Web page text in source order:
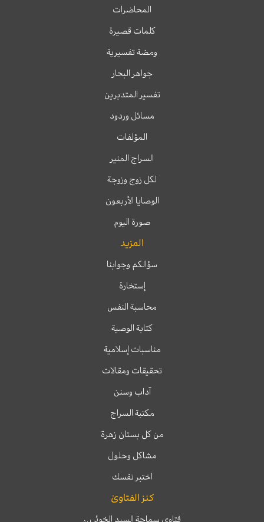
المحاضرات
كلمات قصيرة
ومضة تفسيرية
جواهر البحار
تفسير المتدبرين
مسائل وردود
المؤلفات
السراج المنير
لكل زوج وزوجة
الوصايا الأربعون
صورة اليوم
المزيد
سؤالكم وجوابنا
إستخارة
محاسبة النفس
كتابة الوصية
مناسبات إسلامية
تحقيقات ومقالات
آداب وسنن
مكتبة السراج
من كل بستان زهرة
مشاكل وحلول
اختبر نفسك
كنز الفتاوىٰ
فتاوى سماحة السيد الخوئيره